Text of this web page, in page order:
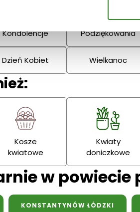
Kondolencje Podziękowania
Dzień Kobiet Wielkanoc
Kosze
kwiatowe
Kwiaty
doniczkowe
w
KONSTANTYNÓW ŁÓDZKI